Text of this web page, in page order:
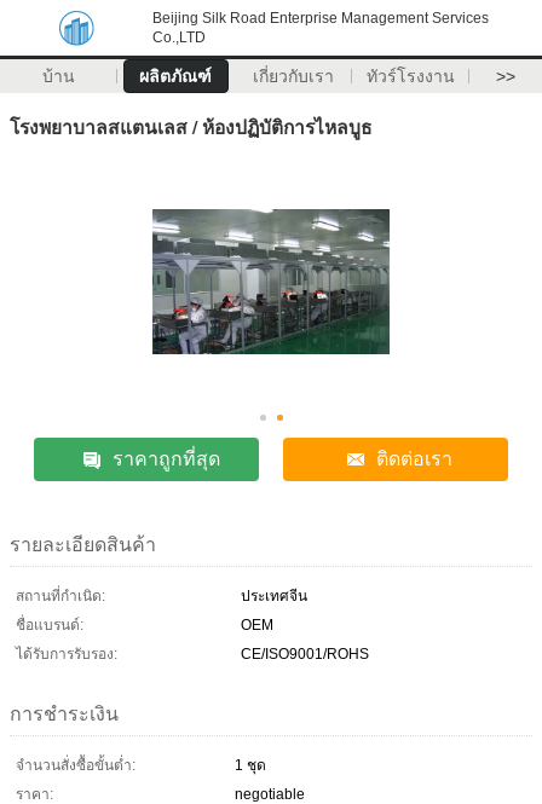
Beijing Silk Road Enterprise Management Services
Co.,LTD
บ้าน ผลิตภัณฑ์ เกี่ยวกับเรา ทัวร์โรงงาน >>
โรงพยาบาลสแตนเลส / ห้องปฏิบัติการไหลบูธ
ราคาถูกที่สุด ติดต่อเรา
รายละเอียดสินค้า
สถานที่กำเนิด:
ประเทศจีน
ชื่อแบรนด์:
OEM
ได้รับการรับรอง:
CE/ISO9001/ROHS
การชำระเงิน
จำนวนสั่งซื้อขั้นต่ำ:
1 ชุด
ราคา:
negotiable